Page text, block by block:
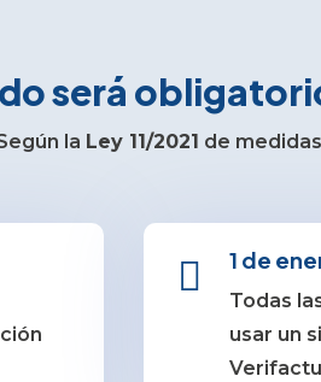
será
la Ley 11/2021 de
 1 de
Todas
usar un